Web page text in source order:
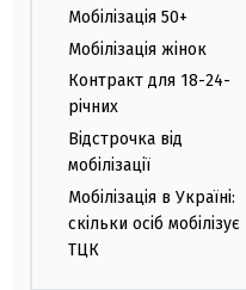
Мобілізація 50+
Мобілізація жінок
Контракт для 18-24-
річних
Відстрочка від
мобілізації
Мобілізація в Україні:
скільки осіб мобілізує
ТЦК